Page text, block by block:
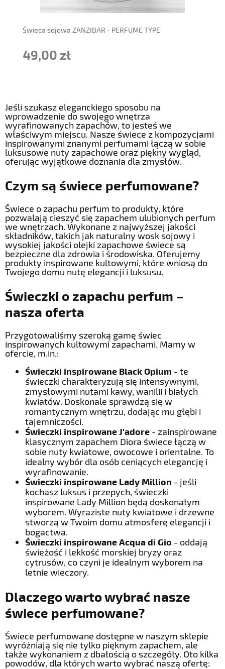
Świeca sojowa ZANZIBAR - PERFUME TYPE
49,00 zł
Jeśli szukasz eleganckiego sposobu na
wprowadzenie do swojego wnętrza
wyrafinowanych zapachów, to jesteś we
właściwym miejscu. Nasze świece z kompozycjami
inspirowanymi znanymi perfumami łączą w sobie
luksusowe nuty zapachowe oraz piękny wygląd,
oferując wyjątkowe doznania dla zmysłów.
Czym są świece perfumowane?
Świece o zapachu perfum to produkty, które
pozwalają cieszyć się zapachem ulubionych perfum
we wnętrzach. Wykonane z najwyższej jakości
składników, takich jak naturalny wosk sojowy i
wysokiej jakości olejki zapachowe świece są
bezpieczne dla zdrowia i środowiska. Oferujemy
produkty inspirowane kultowymi, które wniosą do
Twojego domu nutę elegancji i luksusu.
Świeczki o zapachu perfum –
nasza oferta
Przygotowaliśmy szeroką gamę świec
inspirowanych kultowymi zapachami. Mamy w
ofercie, m.in.:
Świeczki inspirowane Black Opium - te
świeczki charakteryzują się intensywnymi,
zmysłowymi nutami kawy, wanilii i białych
kwiatów. Doskonale sprawdzą się w
romantycznym wnętrzu, dodając mu głębi i
tajemniczości.
Świeczki inspirowane J'adore - zainspirowane
klasycznym zapachem Diora świece łączą w
sobie nuty kwiatowe, owocowe i orientalne. To
idealny wybór dla osób ceniących elegancję i
wyrafinowanie.
Świeczki inspirowane Lady Million - jeśli
kochasz luksus i przepych, świeczki
inspirowane Lady Million będą doskonałym
wyborem. Wyraziste nuty kwiatowe i drzewne
stworzą w Twoim domu atmosferę elegancji i
bogactwa.
Świeczki inspirowane Acqua di Gio - oddają
świeżość i lekkość morskiej bryzy oraz
cytrusów, co czyni je idealnym wyborem na
letnie wieczory.
Dlaczego warto wybrać nasze
świece perfumowane?
Świece perfumowane dostępne w naszym sklepie
wyróżniają się nie tylko pięknym zapachem, ale
także wykonaniem z dbałością o szczegóły. Oto kilka
powodów, dla których warto wybrać naszą ofertę: